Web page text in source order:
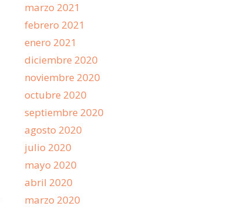
marzo 2021
febrero 2021
enero 2021
diciembre 2020
noviembre 2020
octubre 2020
septiembre 2020
agosto 2020
julio 2020
mayo 2020
abril 2020
marzo 2020